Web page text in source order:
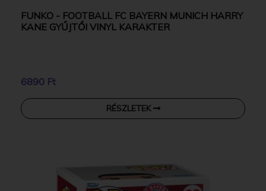
FUNKO - FOOTBALL FC BAYERN MUNICH HARRY
KANE GYŰJTŐI VINYL KARAKTER
6890 Ft
RÉSZLETEK